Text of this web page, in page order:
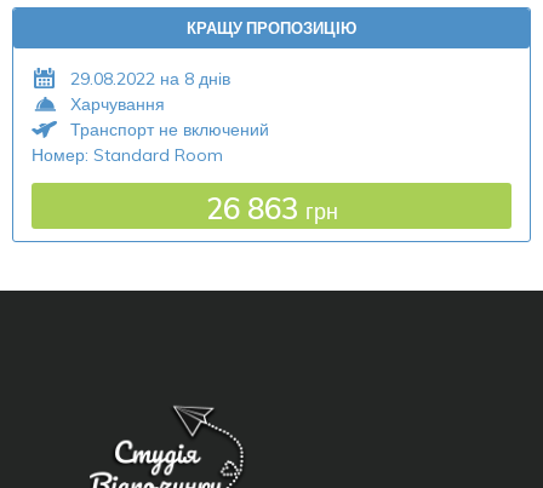
КРАЩУ ПРОПОЗИЦІЮ
29.08.2022 на 8 днів
Харчування
Транспорт не включений
Номер: Standard Room
26 863 грн